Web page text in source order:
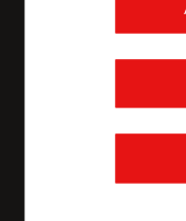
FINDEN SIE
UNSEREM